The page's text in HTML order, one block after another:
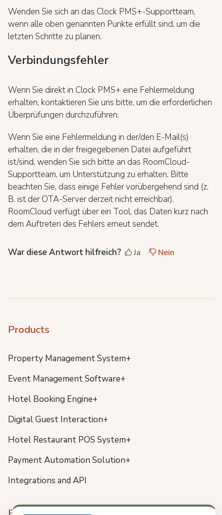
Wenden Sie sich an das Clock PMS+-Supportteam,
wenn alle oben genannten Punkte erfüllt sind, um die
letzten Schritte zu planen.
Verbindungsfehler
Wenn Sie direkt in Clock PMS+ eine Fehlermeldung
erhalten, kontaktieren Sie uns bitte, um die erforderlichen
Überprüfungen durchzuführen.
Wenn Sie eine Fehlermeldung in der/den E-Mail(s)
erhalten, die in der freigegebenen Datei aufgeführt
ist/sind, wenden Sie sich bitte an das RoomCloud-
Supportteam, um Unterstützung zu erhalten. Bitte
beachten Sie, dass einige Fehler vorübergehend sind (z.
B. ist der OTA-Server derzeit nicht erreichbar).
RoomCloud verfügt über ein Tool, das Daten kurz nach
dem Auftreten des Fehlers erneut sendet.
War diese Antwort hilfreich? Ja Nein
Products
Property Management System+
Event Management Software+
Hotel Booking Engine+
Digital Guest Interaction+
Hotel Restaurant POS System+
Payment Automation Solution+
Integrations and API